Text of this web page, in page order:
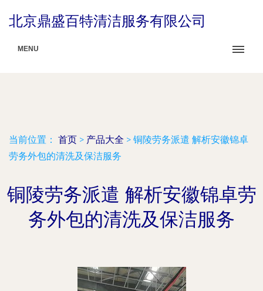
北京鼎盛百特清洁服务有限公司
MENU
当前位置： 首页 > 产品大全 > 铜陵劳务派遣 解析安徽锦卓
劳务外包的清洗及保洁服务
铜陵劳务派遣 解析安徽锦卓劳
务外包的清洗及保洁服务